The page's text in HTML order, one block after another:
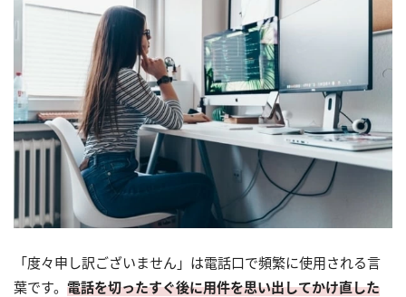
「度々申し訳ございません」は電話口で頻繁に使用される言
葉です。 電話を切ったすぐ後に用件を思い出してかけ直した